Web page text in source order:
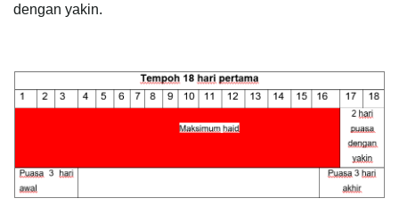
dengan yakin.